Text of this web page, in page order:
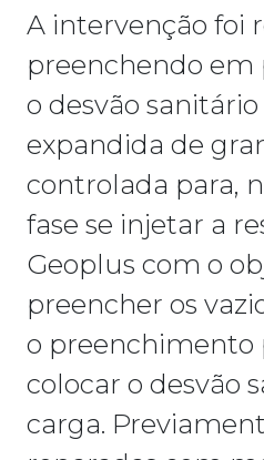
A intervenção foi
preenchendo
o desvão
expandida de
controlada para,
fase se injetar a
Geoplus com o
preencher os
o preenchimento
colocar o desvão
carga.